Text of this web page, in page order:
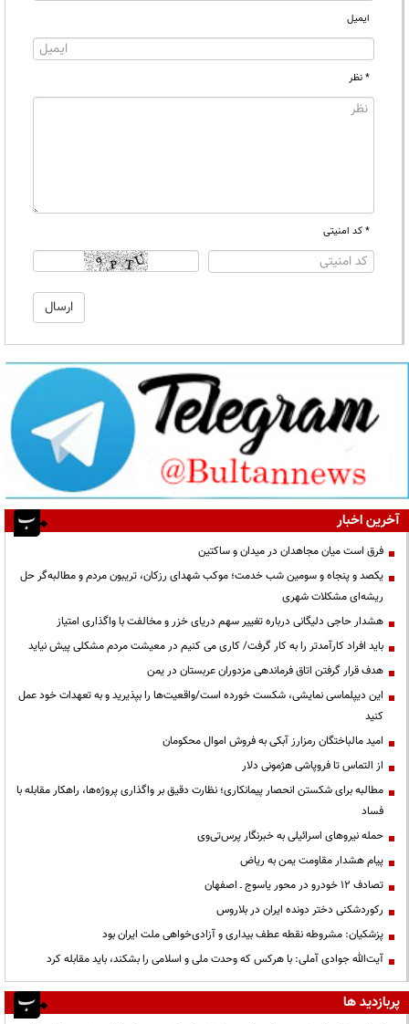
ایمیل
* نظر
* کد امنیتی
آخرین اخبار
فرق است میان مجاهدان در میدان و ساکتین
یکصد و پنجاه و سومین شب خدمت؛ موکب شهدای رزکان، تریبون مردم و مطالبه‌گر حل
ریشه‌ای مشکلات شهری
هشدار حاجی دلیگانی درباره تغییر سهم دریای خزر و مخالفت با واگذاری امتیاز
باید افراد کارآمدتر را به کار گرفت/ کاری می کنیم در معیشت مردم مشکلی پیش نیاید
هدف قرار گرفتن اتاق‌ فرماندهی مزدوران عربستان در یمن
این دیپلماسی نمایشی، شکست خورده است/واقعیت‌ها را بپذیرید و به تعهدات خود عمل
کنید
امید مالباختگان رمزارز آبکی به فروش اموال محکومان
از التماس تا فروپاشی هژمونی دلار
مطالبه برای شکستن انحصار پیمانکاری؛ نظارت دقیق بر واگذاری پروژه‌ها، راهکار مقابله با
فساد
حمله نیروهای اسرائیلی به خبرنگار پرس‌تی‌وی
پیام هشدار مقاومت یمن به ریاض
تصادف ۱۲ خودرو در محور یاسوج ـ اصفهان
رکوردشکنی دختر دونده ایران در بلاروس
پزشکیان: مشروطه نقطه عطف بیداری و آزادی‌خواهی ملت ایران بود
آیت‌الله جوادی آملی: با هرکس که وحدت ملی و اسلامی را بشکند، باید مقابله کرد
پربازدید ها